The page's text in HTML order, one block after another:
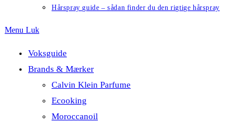
Hårspray guide – sådan finder du den rigtige hårspray
Menu Luk
Voksguide
Brands & Mærker
Calvin Klein Parfume
Ecooking
Moroccanoil